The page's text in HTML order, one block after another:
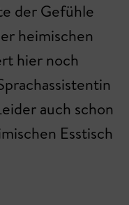
der Gefühle
heimischen
hier noch
auch schon
Esstisch